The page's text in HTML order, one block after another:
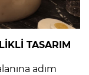
TASARIM
adım